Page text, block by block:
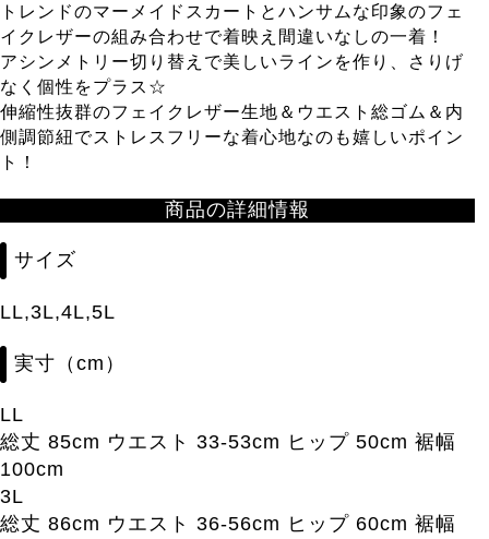
トレンドのマーメイドスカートとハンサムな印象のフェ
イクレザーの組み合わせで着映え間違いなしの一着！
アシンメトリー切り替えで美しいラインを作り、さりげ
なく個性をプラス☆
伸縮性抜群のフェイクレザー生地＆ウエスト総ゴム＆内
側調節紐でストレスフリーな着心地なのも嬉しいポイン
ト！
商品の詳細情報
サイズ
LL,3L,4L,5L
実寸（cm）
LL
総丈 85cm ウエスト 33-53cm ヒップ 50cm 裾幅
100cm
3L
総丈 86cm ウエスト 36-56cm ヒップ 60cm 裾幅